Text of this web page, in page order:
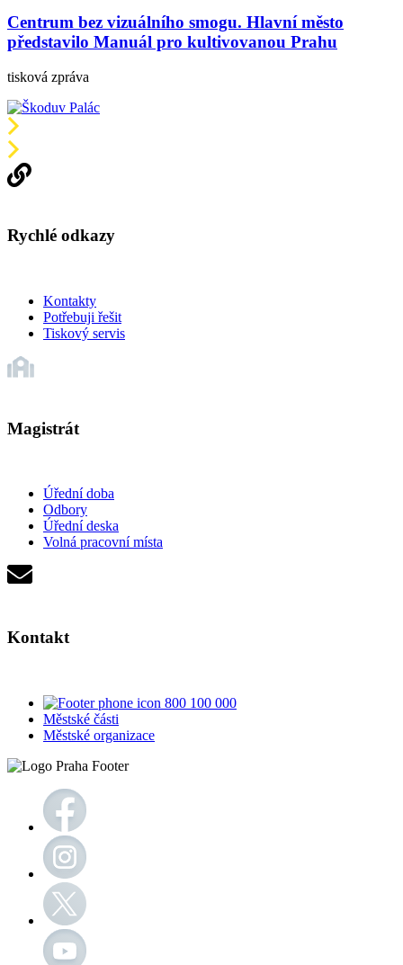
Centrum bez vizuálního smogu. Hlavní město
představilo Manuál pro kultivovanou Prahu
tisková zpráva
Rychlé odkazy
Kontakty
Potřebuji řešit
Tiskový servis
Magistrát
Úřední doba
Odbory
Úřední deska
Volná pracovní místa
Kontakt
800 100 000
Městské části
Městské organizace